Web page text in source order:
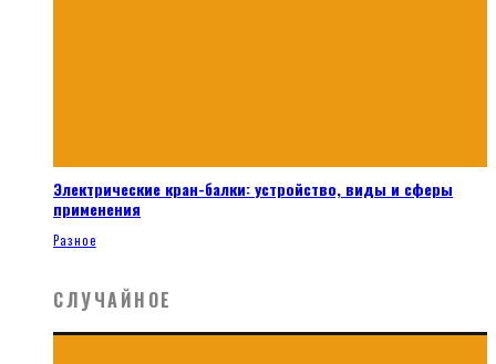
Электрические кран-балки: устройство, виды и сферы
применения
Разное
СЛУЧАЙНОЕ